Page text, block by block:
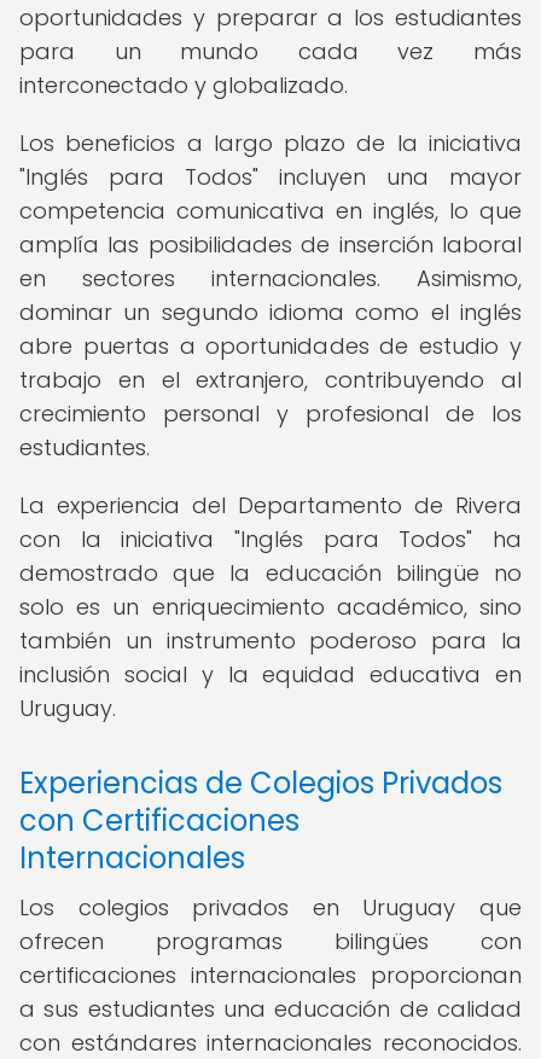
oportunidades y preparar a los estudiantes
para un mundo cada vez más
interconectado y globalizado.
Los beneficios a largo plazo de la iniciativa
"Inglés para Todos" incluyen una mayor
competencia comunicativa en inglés, lo que
amplía las posibilidades de inserción laboral
en sectores internacionales. Asimismo,
dominar un segundo idioma como el inglés
abre puertas a oportunidades de estudio y
trabajo en el extranjero, contribuyendo al
crecimiento personal y profesional de los
estudiantes.
La experiencia del Departamento de Rivera
con la iniciativa "Inglés para Todos" ha
demostrado que la educación bilingüe no
solo es un enriquecimiento académico, sino
también un instrumento poderoso para la
inclusión social y la equidad educativa en
Uruguay.
Experiencias de Colegios Privados
con Certificaciones
Internacionales
Los colegios privados en Uruguay que
ofrecen programas bilingües con
certificaciones internacionales proporcionan
a sus estudiantes una educación de calidad
con estándares internacionales reconocidos.